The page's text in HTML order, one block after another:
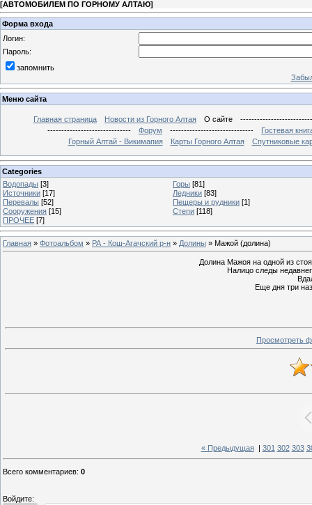
[АВТОМОБИЛЕМ ПО ГОРНОМУ АЛТАЮ]
Форма входа
Логин:
Пароль:
запомнить
Меню сайта
Главная страница Новости из Горного Алтая О сайте
------------------------------
Форум ------------------------------
Гостевая
Горный Алтай - Викимапия
Карты Горного Алтая Спутниковые
Categories
Водопады [3] Горы [81]
Источники [17] Ледники [83]
Перевалы [52] Пещеры и рудники [1]
Сооружения [15] Степи [118]
ПРОЧЕЕ [7]
Главная » Фотоальбом » РА - Кош-Агачский р-н » Долины » Мажой (долина)
Долина Мажоя на одной из
Налицо следы
Еще дня три
Просмотреть
« Предыдущая| 301 302 303
Всего комментариев: 0
Войдите: